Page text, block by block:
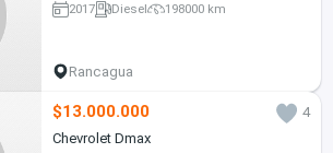
2017 Diesel 198000 km
Rancagua
$13.000.000
4
Chevrolet Dmax